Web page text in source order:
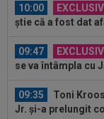
10:00 EXCLUSIV
știe că a fost dat
09:47 EXCLUSIV
se va întâmpla cu
09:35
Toni
Jr. și-a prelungit